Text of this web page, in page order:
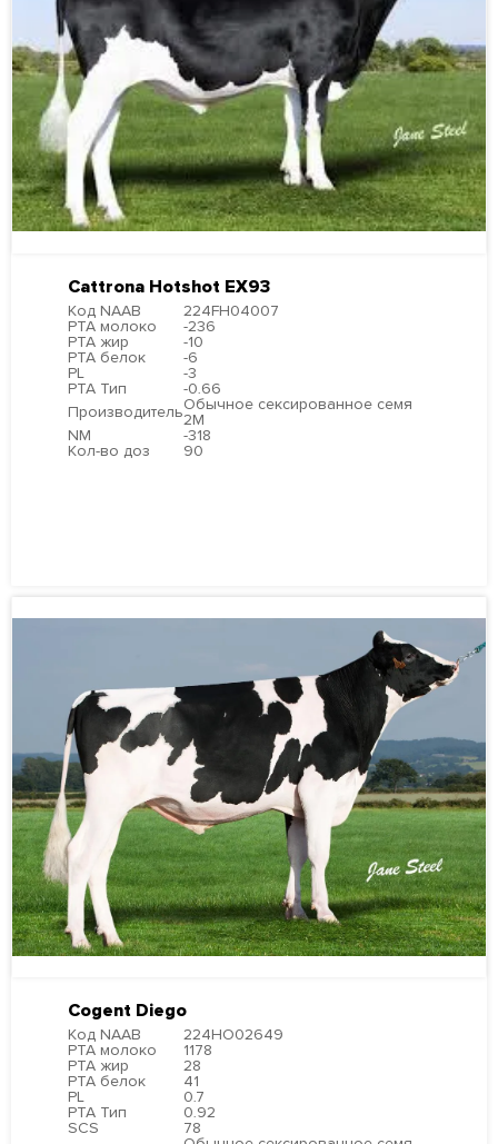
Cattrona Hotshot EX93
Код NAAB
224FH04007
PTA молоко
-236
PTA жир
-10
PTA белок
-6
PL
-3
PTA Тип
-0.66
ПроизводительОбычное сексированное семя
2М
NM
-318
Кол-во доз
90
Cogent Diego
Код NAAB
224HO02649
PTA молоко
1178
PTA жир
28
PTA белок
41
PL
0.7
PTA Тип
0.92
SCS
78